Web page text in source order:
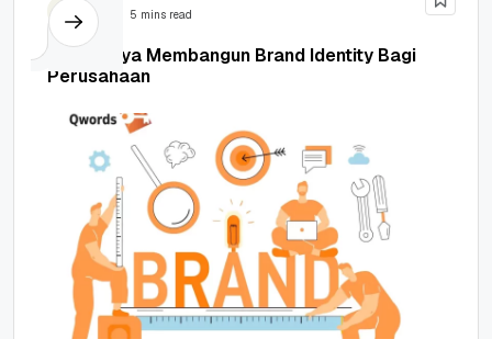
Bisnis 5 mins read
Pentingnya Membangun Brand Identity Bagi
Perusahaan